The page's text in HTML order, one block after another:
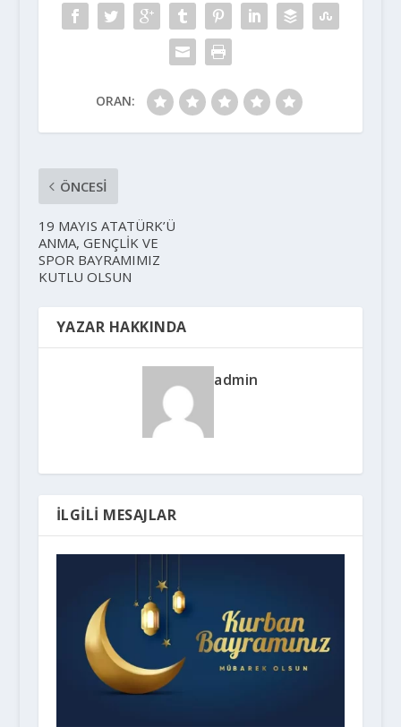
ORAN:
ÖNCESI
19 MAYIS ATATÜRK’Ü
ANMA, GENÇLİK VE
SPOR BAYRAMIMIZ
KUTLU OLSUN
YAZAR HAKKINDA
admin
İLGILI MESAJLAR